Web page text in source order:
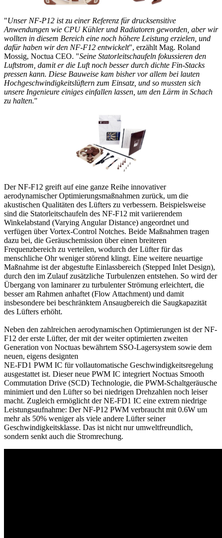
"Unser NF-P12 ist zu einer Referenz für drucksensitive
Anwendungen wie CPU Kühler und Radiatoren geworden, aber wir
wollten in diesem Bereich eine noch höhere Leistung erzielen, und
dafür haben wir den NF-F12 entwickelt", erzählt Mag. Roland
Mossig, Noctua CEO. "Seine Statorleitschaufeln fokussieren den
Luftstrom, damit er die Luft noch besser durch dichte Fin-Stacks
pressen kann. Diese Bauweise kam bisher vor allem bei lauten
Hochgeschwindigkeitslüftern zum Einsatz, und so mussten sich
unsere Ingenieure einiges einfallen lassen, um den Lärm in Schach
zu halten."
Der NF-F12 greift auf eine ganze Reihe innovativer
aerodynamischer Optimierungsmaßnahmen zurück, um die
akustischen Qualitäten des Lüfters zu verbessern. Beispielsweise
sind die Statorleitschaufeln des NF-F12 mit variierendem
Winkelabstand (Varying Angular Distance) angeordnet und
verfügen über Vortex-Control Notches. Beide Maßnahmen tragen
dazu bei, die Geräuschemission über einen breiteren
Frequenzbereich zu verteilen, wodurch der Lüfter für das
menschliche Ohr weniger störend klingt. Eine weitere neuartige
Maßnahme ist der abgestufte Einlassbereich (Stepped Inlet Design),
durch den im Zulauf zusätzliche Turbulenzen entstehen. So wird der
Übergang von laminarer zu turbulenter Strömung erleichtert, die
besser am Rahmen anhaftet (Flow Attachment) und damit
insbesondere bei beschränktem Ansaugbereich die Saugkapazität
des Lüfters erhöht.
Neben den zahlreichen aerodynamischen Optimierungen ist der NF-
F12 der erste Lüfter, der mit der weiter optimierten zweiten
Generation von Noctuas bewährtem SSO-Lagersystem sowie dem
neuen, eigens designten
NE-FD1 PWM IC für vollautomatische Geschwindigkeitsregelung
ausgestattet ist. Dieser neue PWM IC integriert Noctuas Smooth
Commutation Drive (SCD) Technologie, die PWM-Schaltgeräusche
minimiert und den Lüfter so bei niedrigen Drehzahlen noch leiser
macht. Zugleich ermöglicht der NE-FD1 IC eine extrem niedrige
Leistungsaufnahme: Der NF-P12 PWM verbraucht mit 0.6W um
mehr als 50% weniger als viele andere Lüfter seiner
Geschwindigkeitsklasse. Das ist nicht nur umweltfreundlich,
sondern senkt auch die Stromrechung.